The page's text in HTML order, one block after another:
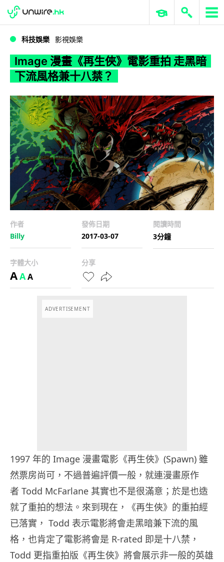
WWDC 2026 ERP 與商業 AI
科技娛樂 影視娛樂
Image 漫畫《再生俠》電影重拍 走黑暗
下流風格兼十八禁？
作者
Billy
發佈日期
2017-03-07
閱讀時間
3分鐘
字體大小
AAA
分享
ADVERTISEMENT
1997 年的 Image 漫畫電影《再生俠》(Spawn) 雖
然票房尚可，不過普遍評價一般，就連漫畫原作
者 Todd McFarlane 其實也不是很滿意；於是也造
就了重拍的想法。來到現在，《再生俠》的重拍經
已落實， Todd 表示電影將會走黑暗兼下流的風
格，也肯定了電影將會是 R-rated 即是十八禁，
Todd 更指重拍版《再生俠》將會展示非一般的英雄